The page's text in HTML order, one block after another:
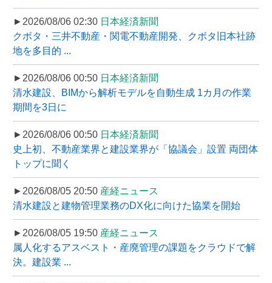
►2026/08/06 02:30 日本経済新聞
クボタ・三井不動産・関電不動産開発、クボタ旧本社跡
地を多目的 ...
►2026/08/06 00:50 日本経済新聞
清水建設、BIMから解析モデルを自動生成 1カ月の作業
期間を3日に
►2026/08/06 00:50 日本経済新聞
史上初、不動産業界と建設業界が「協議会」設置 両団体
トップに聞く
►2026/08/05 20:50 産経ニュース
清水建設と建物管理業務のDX化に向けた協業を開始
►2026/08/05 19:50 産経ニュース
属人化するアスベスト・産廃管理の課題をクラウドで解
決。建設業 ...